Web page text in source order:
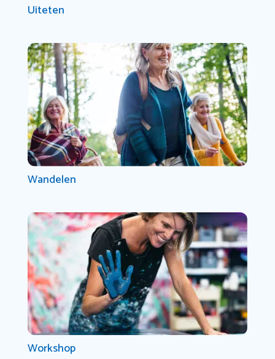
Uiteten
Wandelen
Workshop